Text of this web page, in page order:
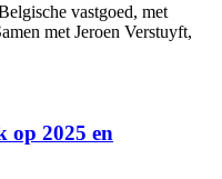
vastgoed, met
met Jeroen Verstuyft,
op 2025 en